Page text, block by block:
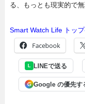
る、もっとも現実的で
Smart Watch Life トッ
Facebook
L LINEで送る
G Google の優先す